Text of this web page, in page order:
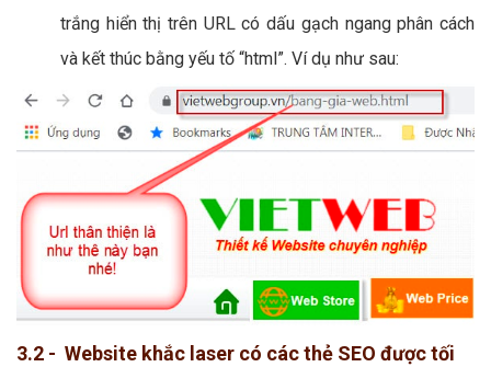
trắng hiển thị trên URL có dấu gạch ngang phân cách
và kết thúc bằng yếu tố “html”. Ví dụ như sau:
3.2 - Website khắc laser có các thẻ SEO được tối